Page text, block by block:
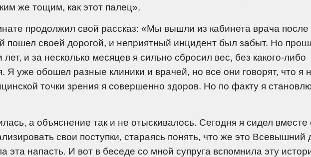
же тощим, как этот палец».
продолжил свой рассказ: «Мы вышли из кабинета врача после
пошел своей дорогой, и неприятный инцидент был забыт. Но
и за несколько месяцев я сильно сбросил вес, без какого-либо
Я уже обошел разные клиники и врачей, но все они говорят, что я
точки зрения я совершенно здоров. Но по факту я
а объяснение так и не отыскивалось. Сегодня я сидел вместе
свои поступки, стараясь понять, что же это Всевышний
эта напасть. И вот в беседе со мной супруга вспомнила эту